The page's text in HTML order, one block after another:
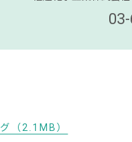
（2.1MB）